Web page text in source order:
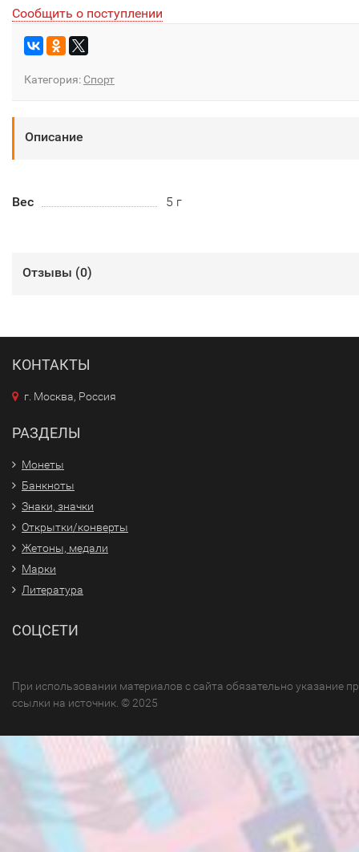
Сообщить о поступлении
Категория: Спорт
Описание
Вес 5 г
Отзывы (0)
КОНТАКТЫ
г. Москва, Россия
РАЗДЕЛЫ
Монеты
Банкноты
Знаки, значки
Открытки/конверты
Жетоны, медали
Марки
Литература
СОЦСЕТИ
При использовании материалов с сайта обязательно указание
ссылки на источник. © 2025